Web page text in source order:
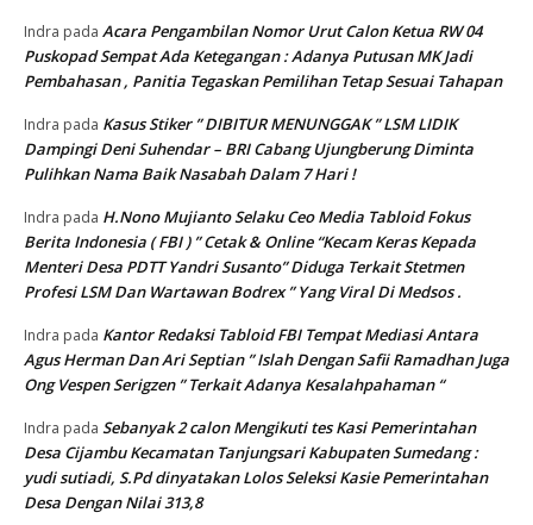
Indra pada Acara Pengambilan Nomor Urut Calon Ketua RW 04
Puskopad Sempat Ada Ketegangan : Adanya Putusan MK Jadi
Pembahasan , Panitia Tegaskan Pemilihan Tetap Sesuai Tahapan
Indra pada Kasus Stiker ” DIBITUR MENUNGGAK ” LSM LIDIK
Dampingi Deni Suhendar – BRI Cabang Ujungberung Diminta
Pulihkan Nama Baik Nasabah Dalam 7 Hari !
Indra pada H.Nono Mujianto Selaku Ceo Media Tabloid Fokus
Berita Indonesia ( FBI ) ” Cetak & Online “Kecam Keras Kepada
Menteri Desa PDTT Yandri Susanto” Diduga Terkait Stetmen
Profesi LSM Dan Wartawan Bodrex ” Yang Viral Di Medsos .
Indra pada Kantor Redaksi Tabloid FBI Tempat Mediasi Antara
Agus Herman Dan Ari Septian ” Islah Dengan Safii Ramadhan Juga
Ong Vespen Serigzen ” Terkait Adanya Kesalahpahaman “
Indra pada Sebanyak 2 calon Mengikuti tes Kasi Pemerintahan
Desa Cijambu Kecamatan Tanjungsari Kabupaten Sumedang :
yudi sutiadi, S.Pd dinyatakan Lolos Seleksi Kasie Pemerintahan
Desa Dengan Nilai 313,8